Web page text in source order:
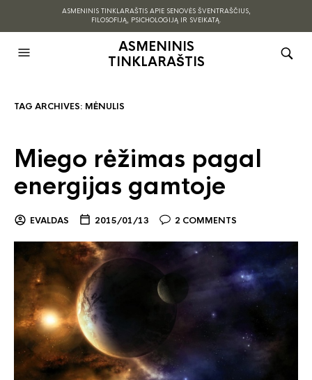
ASMENINIS TINKLARAŠTIS APIE SENOVĖS ŠVENTRAŠČIUS,
FILOSOFIJĄ, PSICHOLOGIJĄ IR SVEIKATĄ.
ASMENINIS
TINKLARAŠTIS
TAG ARCHIVES: MĖNULIS
Miego rėžimas pagal
energijas gamtoje
EVALDAS 2015/01/13 2 COMMENTS